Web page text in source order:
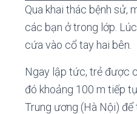
Qua khai thác bệnh sử,
các bạn ở trong lớp.
cứa vào cổ tay hai bên.
Ngay lập tức, trẻ được
đó khoảng 100 m tiếp
Trung ương (Hà Nội) để